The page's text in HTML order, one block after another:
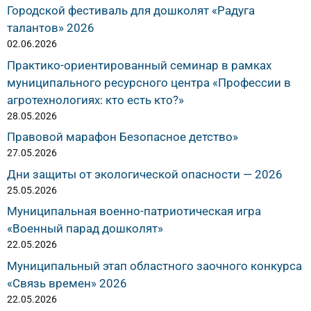
Городской фестиваль для дошколят «Радуга
талантов» 2026
02.06.2026
Практико-ориентированный семинар в рамках
муниципального ресурсного центра «Профессии в
агротехнологиях: кто есть кто?»
28.05.2026
Правовой марафон Безопасное детство»
27.05.2026
Дни защиты от экологической опасности — 2026
25.05.2026
Муниципальная военно-патриотическая игра
«Военный парад дошколят»
22.05.2026
Муниципальный этап областного заочного конкурса
«Связь времен» 2026
22.05.2026